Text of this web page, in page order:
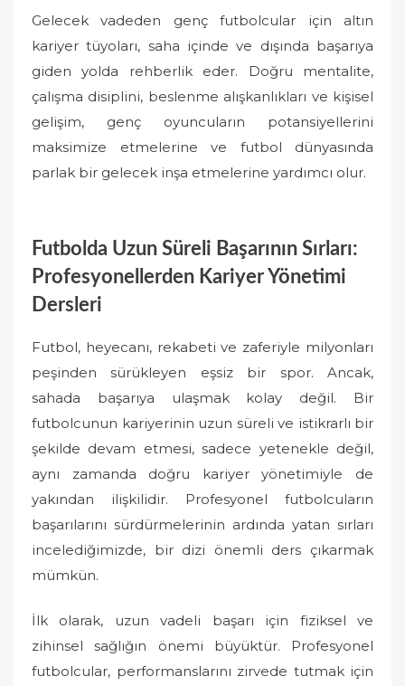
Gelecek vadeden genç futbolcular için altın
kariyer tüyoları, saha içinde ve dışında başarıya
giden yolda rehberlik eder. Doğru mentalite,
çalışma disiplini, beslenme alışkanlıkları ve kişisel
gelişim, genç oyuncuların potansiyellerini
maksimize etmelerine ve futbol dünyasında
parlak bir gelecek inşa etmelerine yardımcı olur.
Futbolda Uzun Süreli Başarının Sırları:
Profesyonellerden Kariyer Yönetimi
Dersleri
Futbol, heyecanı, rekabeti ve zaferiyle milyonları
peşinden sürükleyen eşsiz bir spor. Ancak,
sahada başarıya ulaşmak kolay değil. Bir
futbolcunun kariyerinin uzun süreli ve istikrarlı bir
şekilde devam etmesi, sadece yetenekle değil,
aynı zamanda doğru kariyer yönetimiyle de
yakından ilişkilidir. Profesyonel futbolcuların
başarılarını sürdürmelerinin ardında yatan sırları
incelediğimizde, bir dizi önemli ders çıkarmak
mümkün.
İlk olarak, uzun vadeli başarı için fiziksel ve
zihinsel sağlığın önemi büyüktür. Profesyonel
futbolcular, performanslarını zirvede tutmak için